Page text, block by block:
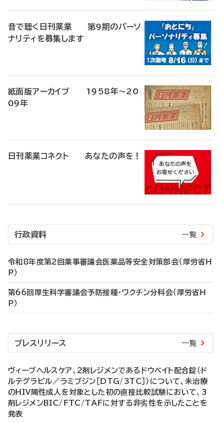
音で聴く日刊薬業 第9期のパーソ
ナリティを募集します
紙面版アーカイブ 1958年～20
09年
日刊薬業コネクト あなたの声を！
行政資料 一覧
令和8年度第2回薬事審議会医薬品等安全対策部会（厚労省H
P）
第66回厚生科学審議会予防接種・ワクチン分科会（厚労省H
P）
プレスリリース 一覧
ヴィーブヘルスケア、2剤レジメンであるドウベイト配合錠（ド
ルテグラビル／ラミブジン［DTG/3TC］）について、未治療
のHIV陽性成人を対象とした初の直接比較試験において、3
剤レジメンBIC/FTC/TAFに対する非劣性を示したことを
発表